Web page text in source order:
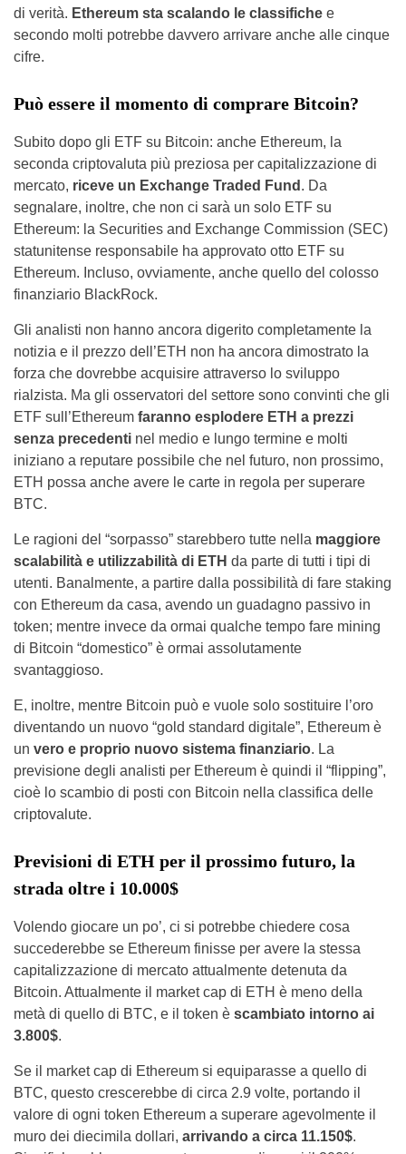
di verità. Ethereum sta scalando le classifiche e
secondo molti potrebbe davvero arrivare anche alle cinque
cifre.
Può essere il momento di comprare Bitcoin?
Subito dopo gli ETF su Bitcoin: anche Ethereum, la
seconda criptovaluta più preziosa per capitalizzazione di
mercato, riceve un Exchange Traded Fund . Da
segnalare, inoltre, che non ci sarà un solo ETF su
Ethereum: la Securities and Exchange Commission (SEC)
statunitense responsabile ha approvato otto ETF su
Ethereum. Incluso, ovviamente, anche quello del colosso
finanziario BlackRock.
Gli analisti non hanno ancora digerito completamente la
notizia e il prezzo dell’ETH non ha ancora dimostrato la
forza che dovrebbe acquisire attraverso lo sviluppo
rialzista. Ma gli osservatori del settore sono convinti che gli
ETF sull’Ethereum faranno esplodere ETH a prezzi
senza precedenti nel medio e lungo termine e molti
iniziano a reputare possibile che nel futuro, non prossimo,
ETH possa anche avere le carte in regola per superare
BTC.
Le ragioni del “sorpasso” starebbero tutte nella maggiore
scalabilità e utilizzabilità di ETH da parte di tutti i tipi di
utenti. Banalmente, a partire dalla possibilità di fare staking
con Ethereum da casa, avendo un guadagno passivo in
token; mentre invece da ormai qualche tempo fare mining
di Bitcoin “domestico” è ormai assolutamente
svantaggioso.
E, inoltre, mentre Bitcoin può e vuole solo sostituire l’oro
diventando un nuovo “gold standard digitale”, Ethereum è
un vero e proprio nuovo sistema finanziario. La
previsione degli analisti per Ethereum è quindi il “flipping”,
cioè lo scambio di posti con Bitcoin nella classifica delle
criptovalute.
Previsioni di ETH per il prossimo futuro, la
strada oltre i 10.000$
Volendo giocare un po’, ci si potrebbe chiedere cosa
succederebbe se Ethereum finisse per avere la stessa
capitalizzazione di mercato attualmente detenuta da
Bitcoin. Attualmente il market cap di ETH è meno della
metà di quello di BTC, e il token è scambiato intorno ai
3.800$.
Se il market cap di Ethereum si equiparasse a quello di
BTC, questo crescerebbe di circa 2.9 volte, portando il
valore di ogni token Ethereum a superare agevolmente il
muro dei diecimila dollari, arrivando a circa 11.150$.